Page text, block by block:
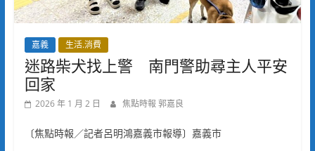
嘉義 生活.消費
迷路柴犬找上警 南門警助尋主人平安
回家
2026 年 1 月 2 日 焦點時報 郭嘉良
〔焦點時報／記者呂明鴻嘉義市報導〕嘉義市